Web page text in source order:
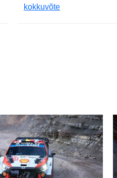
kokkuvõte